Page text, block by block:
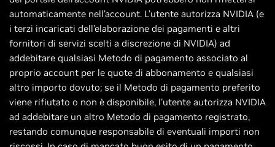
automaticamente nell’account. L’utente autorizza NVIDIA (e
i terzi incaricati dell’elaborazione dei pagamenti e altri
fornitori di servizi scelti a discrezione di NVIDIA) ad
addebitare qualsiasi Metodo di pagamento associato al
proprio account per le quote di abbonamento e qualsiasi
altro importo dovuto; se il Metodo di pagamento preferito
viene rifiutato o non è disponibile, l’utente autorizza NVIDIA
ad addebitare un altro Metodo di pagamento registrato,
restando comunque responsabile di eventuali importi non